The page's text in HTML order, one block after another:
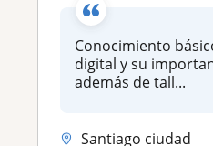
Conocimiento
digital y su
además de tall...
Santiago ciudad